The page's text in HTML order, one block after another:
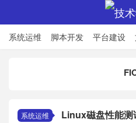
系统运维 脚本开发 平台建设
系统运维 Linux磁盘性能